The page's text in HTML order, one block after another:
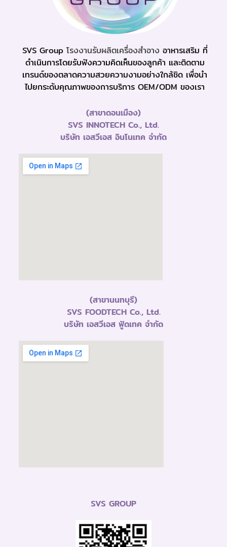
SVS Group โรงงานรับผลิตเครื่องสำอาง อาหารเสริม ที่
ดำเนินการโดยรับฟังความคิดเห็นของลูกค้า และติดตาม
เทรนด์ของตลาดความสวยความงามอย่างใกล้ชิด เพื่อนำ
ไปยกระดับคุณภาพของการบริการ OEM/ODM ของเรา
(สาขาดอนเมือง)
SVS INNOTECH Co., Ltd.
บริษัท เอสวีเอส อินโนเทค จำกัด
(สาขานนทบุรี)
SVS FOODTECH Co., Ltd.
บริษัท เอสวีเอส ฟู้ดเทค จำกัด
SVS GROUP